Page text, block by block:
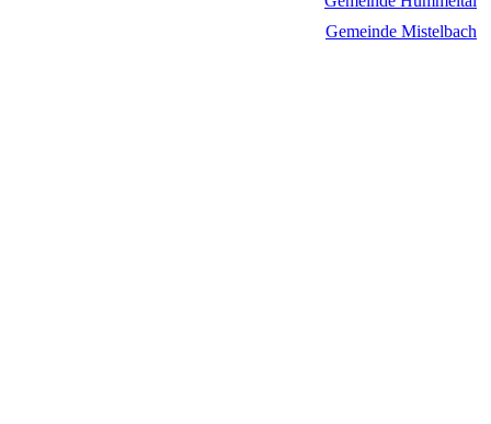
Gemeinde Mistelbach